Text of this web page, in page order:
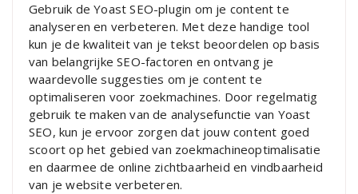
Gebruik de Yoast SEO-plugin om je content te
analyseren en verbeteren. Met deze handige tool
kun je de kwaliteit van je tekst beoordelen op basis
van belangrijke SEO-factoren en ontvang je
waardevolle suggesties om je content te
optimaliseren voor zoekmachines. Door regelmatig
gebruik te maken van de analysefunctie van Yoast
SEO, kun je ervoor zorgen dat jouw content goed
scoort op het gebied van zoekmachineoptimalisatie
en daarmee de online zichtbaarheid en vindbaarheid
van je website verbeteren.